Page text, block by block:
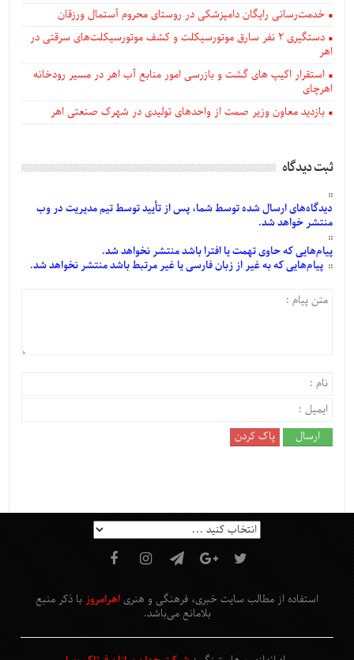
خدمت‌رسانی رایگان دامپزشکی در روستای محروم آستمال ورزقان
دستگيری ۲ نفر سارق موتورسیکلت و کشف موتورسیکلت‌های سرقتی در
اهر
استقرار اکیپ های گشت و بازرسی امور منابع آب اهر در مسیر رودخانه
اهرچای
بازدید معاون وزیر صمت از واحدهای تولیدی در شهرک صنعتی اهر
ثبت دیدگاه
دیدگاه‌هایارسالشدهتوسط شما، پس ازتأییدتوسط تیم مدیریت در وب
منتشر خواهد شد.
پیام‌هاییکه حاوی تهمت یا افترا باشد منتشر نخواهد شد.
پیام‌هاییکه به غیر از زبان فارسی یا غیر مرتبط باشد منتشر نخواهد شد.
استفاده از مطالب سایت خبری، فرهنگی و هنری اهرامروز با ذکر منبع
بلامانع می‌باشد.